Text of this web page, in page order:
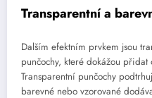
Transparentní a
Dalším efektním prvkem jsou
punčochy, které dokážou přidat
Transparentní punčochy
barevné nebo vzorované